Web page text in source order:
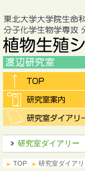
研究室ダイアリー
TOP 研究室ダイアリ